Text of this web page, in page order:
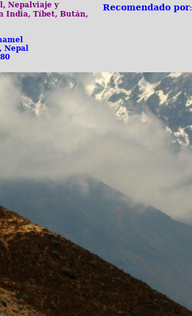
Nepalviaje y
India, Tíbet, Bután,
Nepal
Recomendado por: